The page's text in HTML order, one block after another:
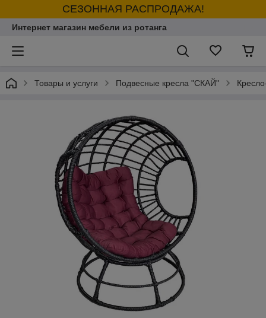
СЕЗОННАЯ РАСПРОДАЖА!
Интернет магазин мебели из ротанга
Товары и услуги Подвесные кресла "СКАЙ"